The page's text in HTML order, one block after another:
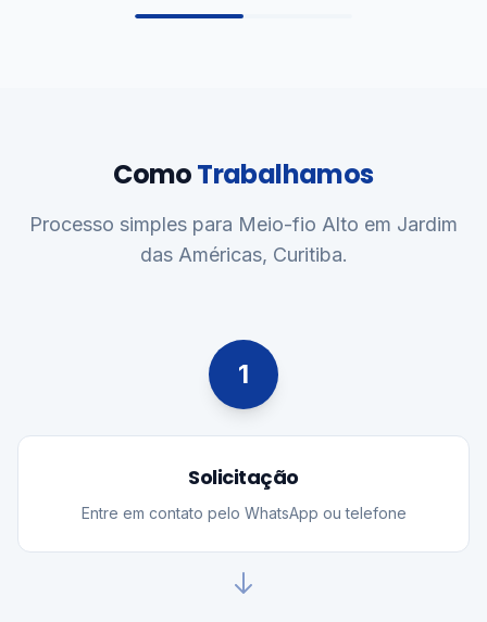
ComoTrabalhamos
Processo simples para Meio-fio Alto em Jardim
das Américas, Curitiba.
1
Solicitação
Entre em contato pelo WhatsApp ou telefone